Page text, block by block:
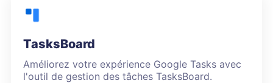
TasksBoard
Améliorez votre expérience Google Tasks avec
l'outil de gestion des tâches TasksBoard.